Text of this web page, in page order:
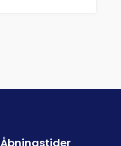
Åbningstider